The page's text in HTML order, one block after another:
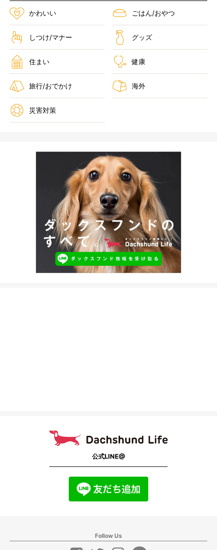
かわいい ごはん/おやつ
しつけ/マナー グッズ
住まい 健康
旅行/おでかけ 海外
災害対策
公式LINE@
Follow Us